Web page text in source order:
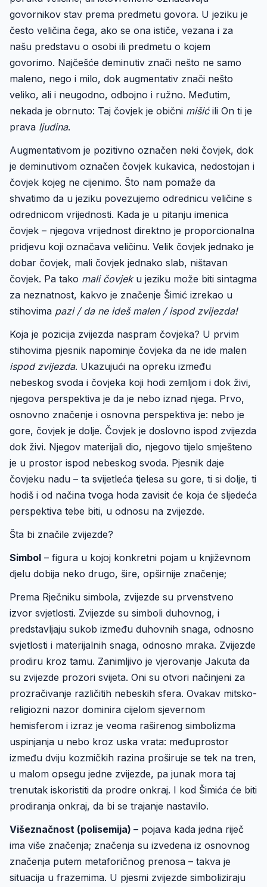
govornikov stav prema predmetu govora. U jeziku je
često veličina čega, ako se ona ističe, vezana i za
našu predstavu o osobi ili predmetu o kojem
govorimo. Najčešće deminutiv znači nešto ne samo
maleno, nego i milo, dok augmentativ znači nešto
veliko, ali i neugodno, odbojno i ružno. Međutim,
nekada je obrnuto: Taj čovjek je obični mišićili On ti je
prava ljudina.
Augmentativom je pozitivno označen neki čovjek, dok
je deminutivom označen čovjek kukavica, nedostojan i
čovjek kojeg ne cijenimo. Što nam pomaže da
shvatimo da u jeziku povezujemo odrednicu veličine s
odrednicom vrijednosti. Kada je u pitanju imenica
čovjek – njegova vrijednost direktno je proporcionalna
pridjevu koji označava veličinu. Velik čovjek jednako je
dobar čovjek, mali čovjek jednako slab, ništavan
čovjek. Pa tako mali čovjeku jeziku može biti sintagma
za neznatnost, kakvo je značenje Šimić izrekao u
stihovima pazi / da ne ideš malen / ispod zvijezda!
Koja je pozicija zvijezda naspram čovjeka? U prvim
stihovima pjesnik napominje čovjeka da ne ide malen
ispod zvijezda. Ukazujući na opreku između
nebeskog svoda i čovjeka koji hodi zemljom i dok živi,
njegova perspektiva je da je nebo iznad njega. Prvo,
osnovno značenje i osnovna perspektiva je: nebo je
gore, čovjek je dolje. Čovjek je doslovno ispod zvijezda
dok živi. Njegov materijali dio, njegovo tijelo smješteno
je u prostor ispod nebeskog svoda. Pjesnik daje
čovjeku nadu – ta svijetleća tjelesa su gore, ti si dolje, ti
hodiš i od načina tvoga hoda zavisit će koja će sljedeća
perspektiva tebe biti, u odnosu na zvijezde.
Šta bi značile zvijezde?
Simbol – figura u kojoj konkretni pojam u književnom
djelu dobija neko drugo, šire, opširnije značenje;
Prema Rječniku simbola, zvijezde su prvenstveno
izvor svjetlosti. Zvijezde su simboli duhovnog, i
predstavljaju sukob između duhovnih snaga, odnosno
svjetlosti i materijalnih snaga, odnosno mraka. Zvijezde
prodiru kroz tamu. Zanimljivo je vjerovanje Jakuta da
su zvijezde prozori svijeta. Oni su otvori načinjeni za
prozračivanje različitih nebeskih sfera. Ovakav mitsko-
religiozni nazor dominira cijelom sjevernom
hemisferom i izraz je veoma raširenog simbolizma
uspinjanja u nebo kroz uska vrata: međuprostor
između dviju kozmičkih razina proširuje se tek na tren,
u malom opsegu jedne zvijezde, pa junak mora taj
trenutak iskoristiti da prodre onkraj. I kod Šimića će biti
prodiranja onkraj, da bi se trajanje nastavilo.
Višeznačnost (polisemija) – pojava kada jedna riječ
ima više značenja; značenja su izvedena iz osnovnog
značenja putem metaforičnog prenosa – takva je
situacija u frazemima. U pjesmi zvijezde simboliziraju